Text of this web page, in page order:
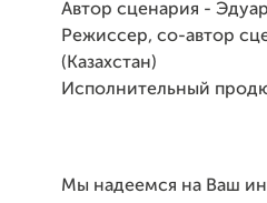
Автор сценария -
Режиссер, со-автор
(Казахстан)
Исполнительный
Мы надеемся на Ваш